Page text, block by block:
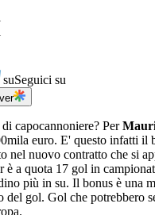
suSeguici su
capocannoniere? Per
euro. E' questo infatti il
nel nuovo contratto che si
è a quota 17 gol in
più in su. Il bonus è una
del gol. Gol che potrebbero